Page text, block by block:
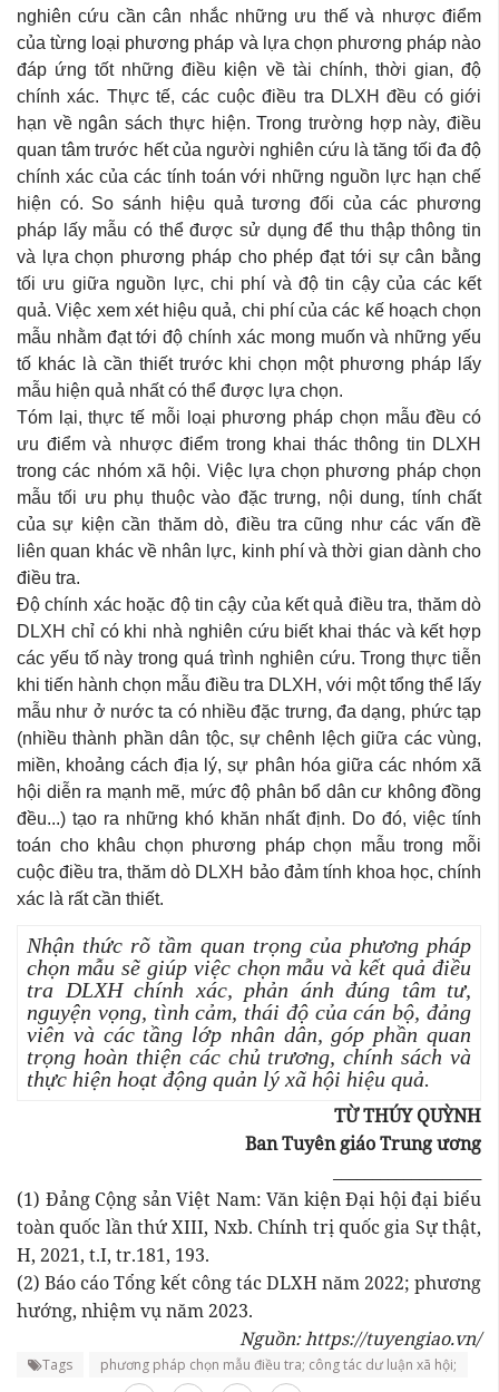
nghiên cứu cần cân nhắc những ưu thế và nhược điểm
của từng loại phương pháp và lựa chọn phương pháp nào
đáp ứng tốt những điều kiện về tài chính, thời gian, độ
chính xác. Thực tế, các cuộc điều tra DLXH đều có giới
hạn về ngân sách thực hiện. Trong trường hợp này, điều
quan tâm trước hết của người nghiên cứu là tăng tối đa độ
chính xác của các tính toán với những nguồn lực hạn chế
hiện có. So sánh hiệu quả tương đối của các phương
pháp lấy mẫu có thể được sử dụng để thu thập thông tin
và lựa chọn phương pháp cho phép đạt tới sự cân bằng
tối ưu giữa nguồn lực, chi phí và độ tin cậy của các kết
quả. Việc xem xét hiệu quả, chi phí của các kế hoạch chọn
mẫu nhằm đạt tới độ chính xác mong muốn và những yếu
tố khác là cần thiết trước khi chọn một phương pháp lấy
mẫu hiện quả nhất có thể được lựa chọn.
Tóm lại, thực tế mỗi loại phương pháp chọn mẫu đều có
ưu điểm và nhược điểm trong khai thác thông tin DLXH
trong các nhóm xã hội. Việc lựa chọn phương pháp chọn
mẫu tối ưu phụ thuộc vào đặc trưng, nội dung, tính chất
của sự kiện cần thăm dò, điều tra cũng như các vấn đề
liên quan khác về nhân lực, kinh phí và thời gian dành cho
điều tra.
Độ chính xác hoặc độ tin cậy của kết quả điều tra, thăm dò
DLXH chỉ có khi nhà nghiên cứu biết khai thác và kết hợp
các yếu tố này trong quá trình nghiên cứu. Trong thực tiễn
khi tiến hành chọn mẫu điều tra DLXH, với một tổng thể lấy
mẫu như ở nước ta có nhiều đặc trưng, đa dạng, phức tạp
(nhiều thành phần dân tộc, sự chênh lệch giữa các vùng,
miền, khoảng cách địa lý, sự phân hóa giữa các nhóm xã
hội diễn ra mạnh mẽ, mức độ phân bổ dân cư không đồng
đều...) tạo ra những khó khăn nhất định. Do đó, việc tính
toán cho khâu chọn phương pháp chọn mẫu trong mỗi
cuộc điều tra, thăm dò DLXH bảo đảm tính khoa học, chính
xác là rất cần thiết.
Nhận thức rõ tầm quan trọng của phương pháp
chọn mẫu sẽ giúp việc chọn mẫu và kết quả điều
tra DLXH chính xác, phản ánh đúng tâm tư,
nguyện vọng, tình cảm, thái độ của cán bộ, đảng
viên và các tầng lớp nhân dân, góp phần quan
trọng hoàn thiện các chủ trương, chính sách và
thực hiện hoạt động quản lý xã hội hiệu quả.
TỪ THÚY QUỲNH
Ban Tuyên giáo Trung ương
(1) Đảng Cộng sản Việt Nam: Văn kiện Đại hội đại biểu
toàn quốc lần thứ XIII, Nxb. Chính trị quốc gia Sự thật,
H, 2021, t.I, tr.181, 193.
(2) Báo cáo Tổng kết công tác DLXH năm 2022; phương
hướng, nhiệm vụ năm 2023.
Nguồn: https://tuyengiao.vn/
Tags phương pháp chọn mẫu điều tra; công tác dư luận xã hội;